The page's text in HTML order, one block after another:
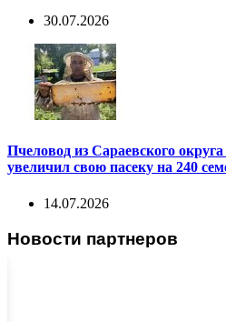
30.07.2026
Пчеловод из Сараевского
увеличил свою пасеку на 240
14.07.2026
Новости партнеров